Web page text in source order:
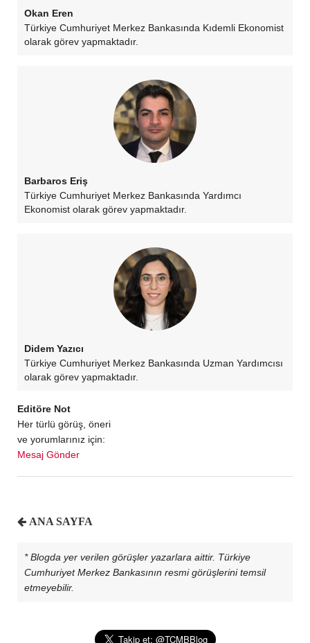
Okan Eren
Türkiye Cumhuriyet Merkez Bankasında Kıdemli Ekonomist
olarak görev yapmaktadır.
Barbaros Eriş
Türkiye Cumhuriyet Merkez Bankasında Yardımcı
Ekonomist olarak görev yapmaktadır.
Didem Yazıcı
Türkiye Cumhuriyet Merkez Bankasında Uzman Yardımcısı
olarak görev yapmaktadır.
Editöre Not
Her türlü görüş, öneri
ve yorumlarınız için:
Mesaj Gönder
ANA SAYFA
* Blogda yer verilen görüşler yazarlara aittir. Türkiye
Cumhuriyet Merkez Bankasının resmi görüşlerini temsil
etmeyebilir.